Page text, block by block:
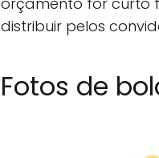
distribuir pelos
Fotos de